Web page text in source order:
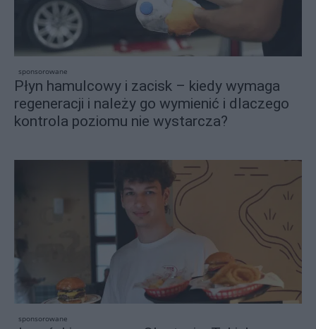
sponsorowane
Płyn hamulcowy i zacisk – kiedy wymaga
regeneracji i należy go wymienić i dlaczego
kontrola poziomu nie wystarcza?
sponsorowane